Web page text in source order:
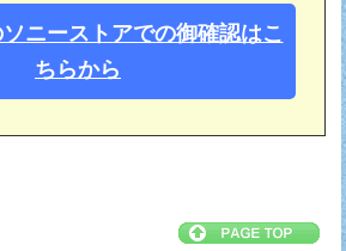
ニーストアでの御確認はこ
ちらから